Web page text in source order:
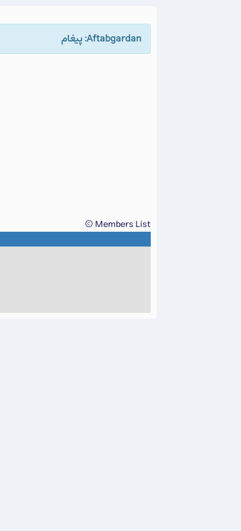
Aftabgardan: پيغام
Members List ©